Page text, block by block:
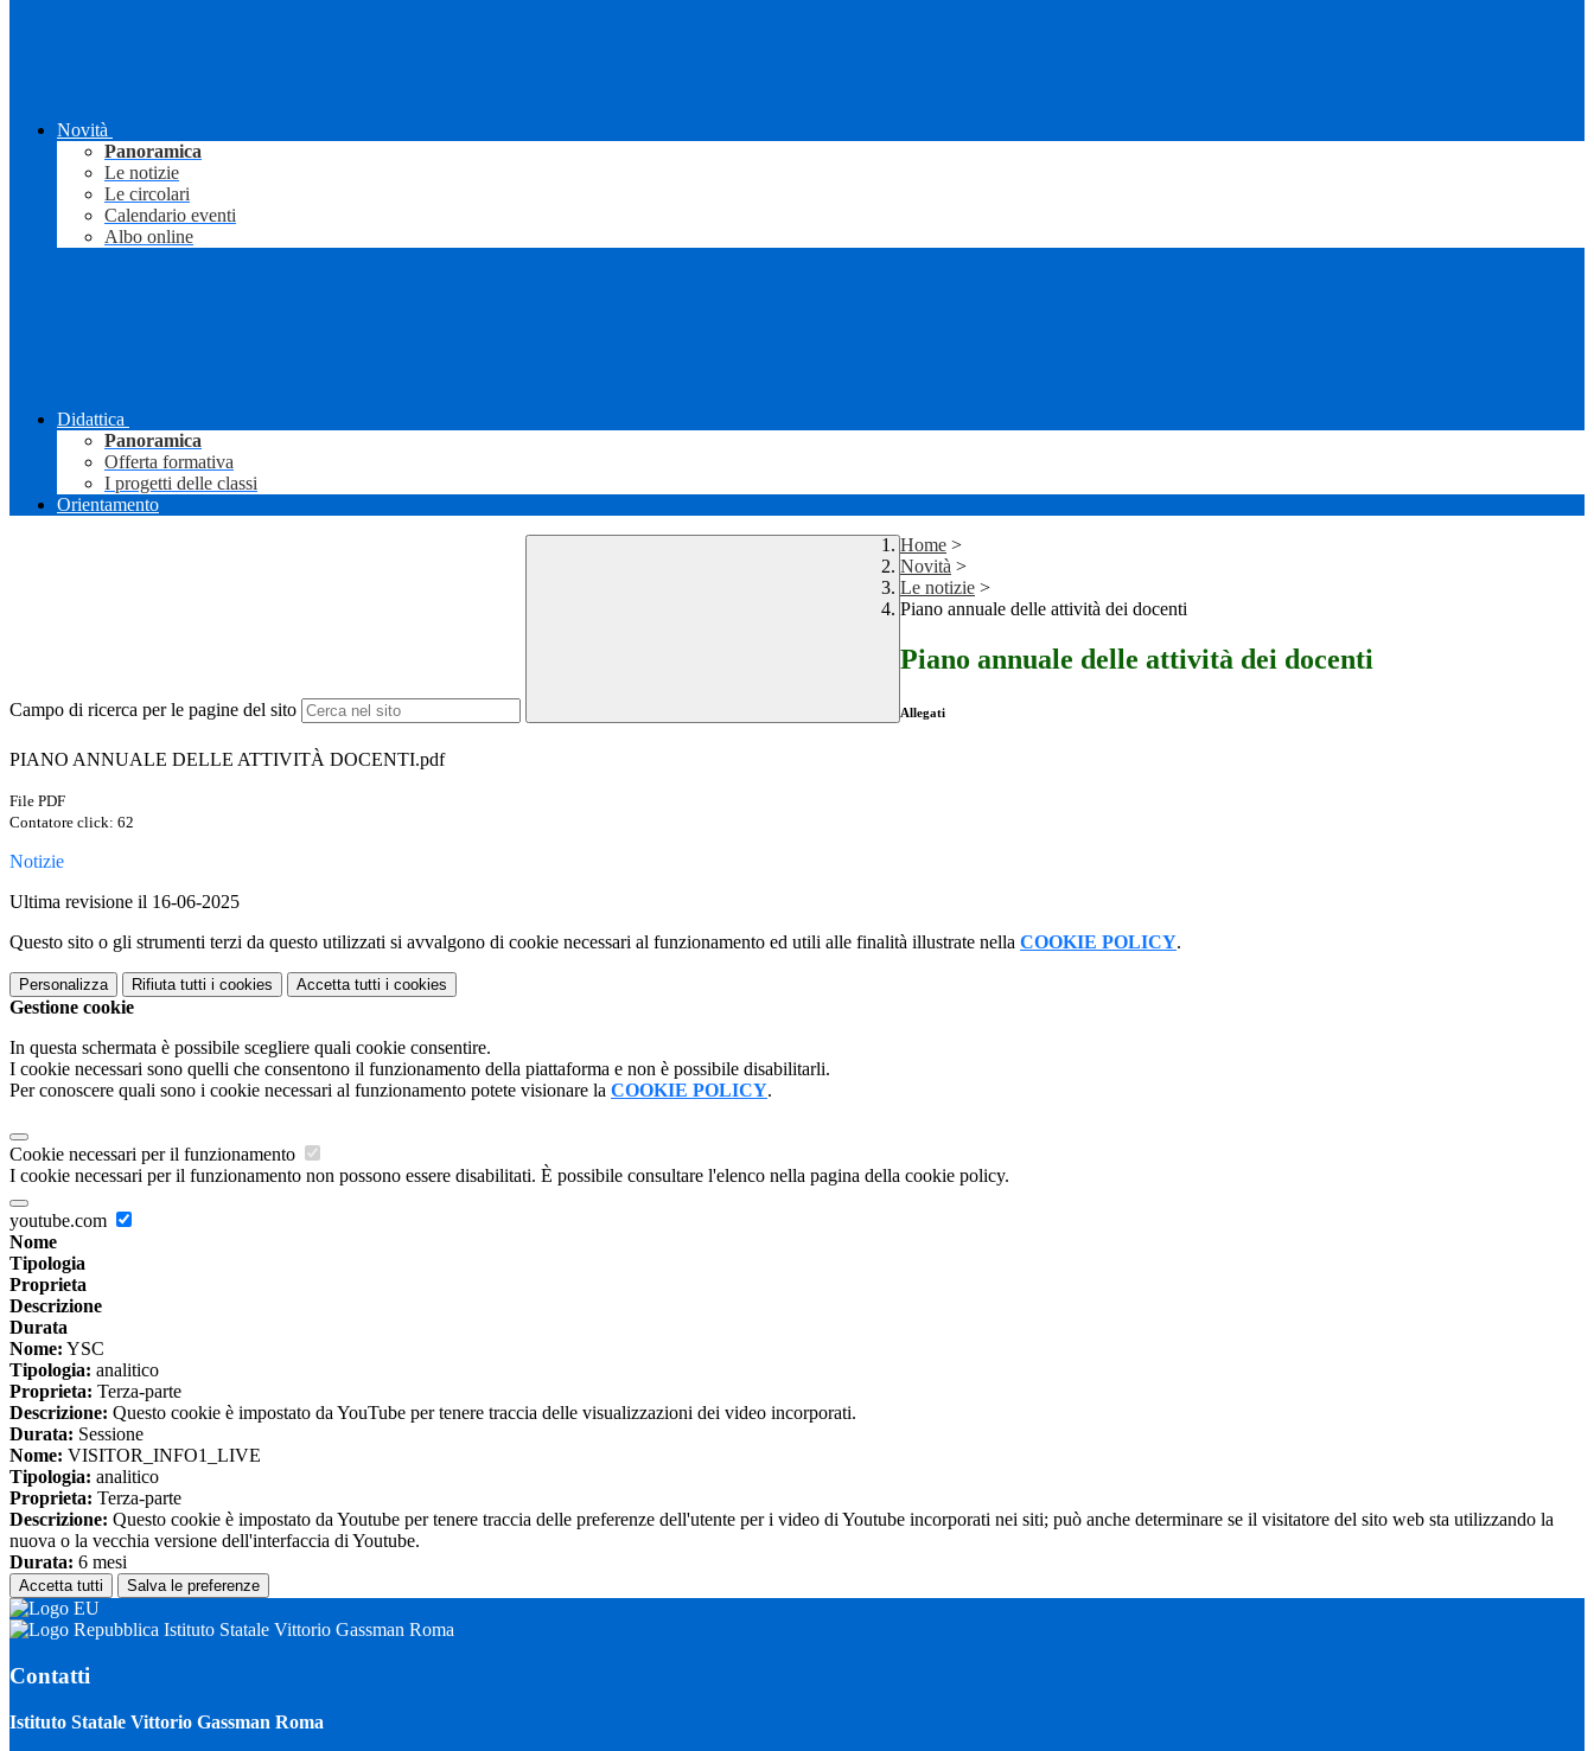
Novità
Panoramica
Le notizie
Le circolari
Calendario eventi
Albo online
Didattica
Panoramica
Offerta formativa
I progetti delle classi
Orientamento
Campo di ricerca per le pagine del sito
Home >
Novità >
Le notizie >
Piano annuale delle attività dei docenti
Piano annuale delle attività dei docenti
Allegati
PIANO ANNUALE DELLE ATTIVITÀ DOCENTI.pdf
File PDF
Contatore click: 62
Notizie
Ultima revisione il 16-06-2025
Questo sito o gli strumenti terzi da questo utilizzati si avvalgono di cookie necessari al funzionamento ed utili alle finalità illustrate nella COOKIE POLICY.
Personalizza Rifiuta tutti i cookies Accetta tutti i cookies
Gestione cookie
In questa schermata è possibile scegliere quali cookie consentire.
I cookie necessari sono quelli che consentono il funzionamento della piattaforma e non è possibile disabilitarli.
Per conoscere quali sono i cookie necessari al funzionamento potete visionare la COOKIE POLICY.
Cookie necessari per il funzionamento
I cookie necessari per il funzionamento non possono essere disabilitati. È possibile consultare l'elenco nella pagina della cookie policy.
youtube.com
Nome
Tipologia
Proprieta
Descrizione
Durata
Nome: YSC
Tipologia: analitico
Proprieta: Terza-parte
Descrizione: Questo cookie è impostato da YouTube per tenere traccia delle visualizzazioni dei video incorporati.
Durata: Sessione
Nome: VISITOR_INFO1_LIVE
Tipologia: analitico
Proprieta: Terza-parte
Descrizione: Questo cookie è impostato da Youtube per tenere traccia delle preferenze dell'utente per i video di Youtube incorporati nei siti; può anche determinare se il visitatore del sito web sta utilizzando la
nuova o la vecchia versione dell'interfaccia di Youtube.
Durata: 6 mesi
Accetta tutti Salva le preferenze
Istituto Statale Vittorio Gassman Roma
Contatti
Istituto Statale Vittorio Gassman Roma